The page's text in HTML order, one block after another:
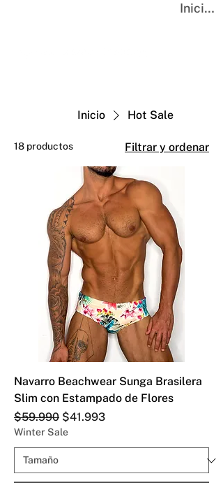
Iniciar
Inicio Hot Sale
18 productos Filtrar y ordenar
Navarro Beachwear Sunga Brasilera
Slim con Estampado de Flores
Precio
$59.990 Precio de oferta
$41.993
Winter Sale